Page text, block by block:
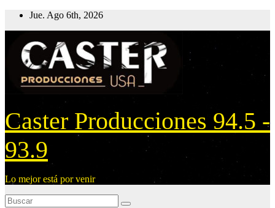
Jue. Ago 6th, 2026
Caster Producciones 94.5 -
93.9
Lo mejor está por venir